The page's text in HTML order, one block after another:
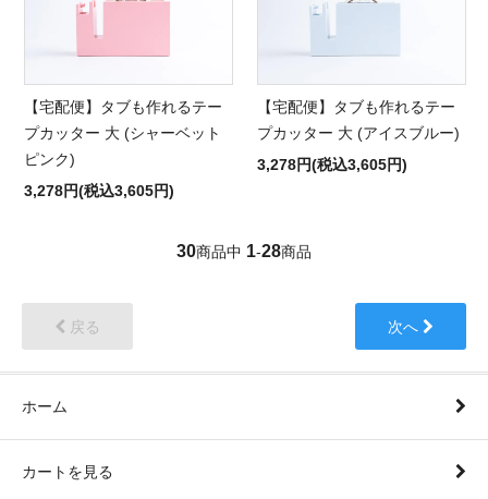
【宅配便】タブも作れるテー
プカッター 大 (シャーベット
ピンク)
3,278円(税込3,605円)
【宅配便】タブも作れるテー
プカッター 大 (アイスブルー)
3,278円(税込3,605円)
30商品中 1-28商品
戻る 次へ
ホーム
カートを見る